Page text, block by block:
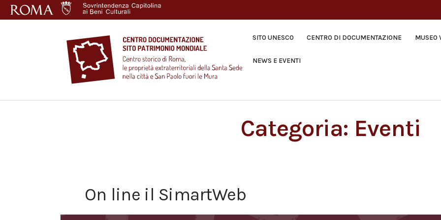
Salta
al
Centro
SITO UNESCO CENTRO DI DOCUMENTAZIONE MUSEO
NEWS E EVENTI
Categoria: Eventi
On line il SimartWeb